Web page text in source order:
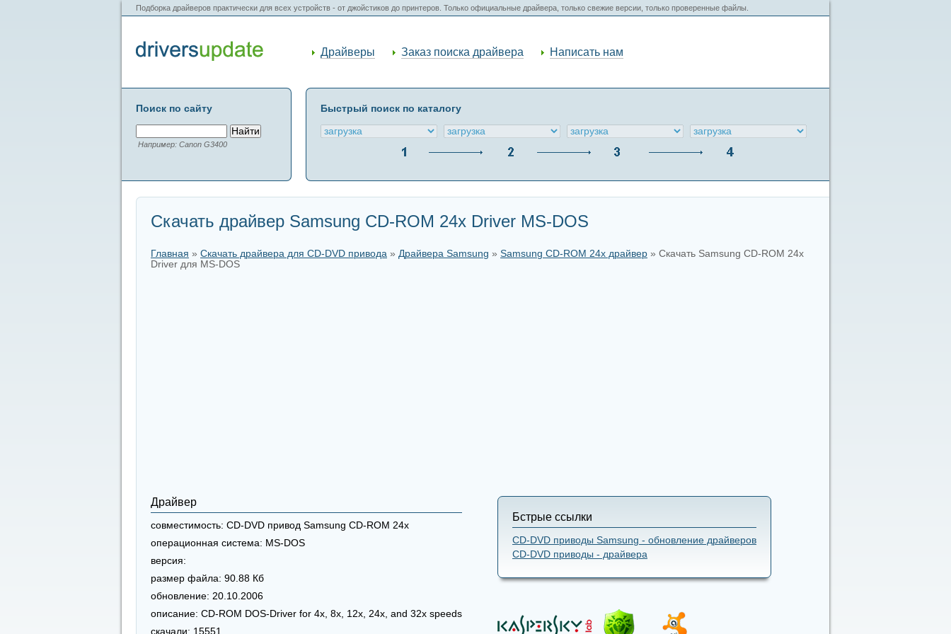
Подборка драйверов практически для всех устройств - от джойстиков до принтеров. Только официальные драйвера, только свежие версии, только проверенные файлы.
Драйверы Заказ поиска драйвера Написать нам
Поиск по сайту
Например: Canon G3400
Быстрый поиск по каталогу
Скачать драйвер Samsung CD-ROM 24x Driver MS-DOS
Главная » Скачать драйвера для CD-DVD привода » Драйвера Samsung » Samsung CD-ROM 24x драйвер » Скачать Samsung CD-ROM 24x
Driver для MS-DOS
Драйвер
совместимость: CD-DVD привод Samsung CD-ROM 24x
операционная система: MS-DOS
версия:
размер файла: 90.88 Кб
обновление: 20.10.2006
описание: CD-ROM DOS-Driver for 4x, 8x, 12x, 24x, and 32x speeds
скачали: 15551
Бстрые ссылки
CD-DVD приводы Samsung - обновление драйверов
CD-DVD приводы - драйвера